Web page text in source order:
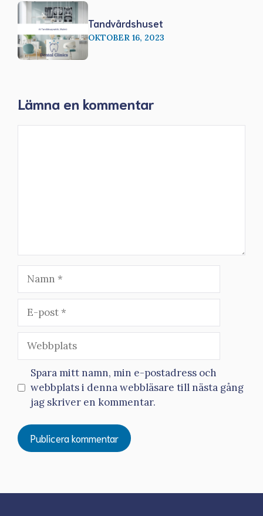
Tandvårdshuset
OKTOBER 16, 2023
Lämna en kommentar
post
Webbplats
Spara mitt namn, min e-postadress och
webbplats i denna webbläsare till nästa gång
jag skriver en kommentar.